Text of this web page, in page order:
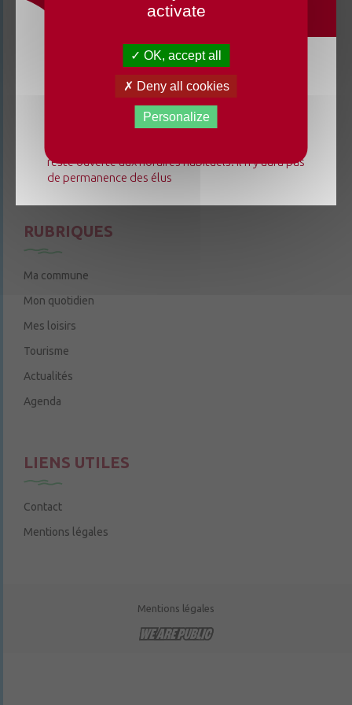
Le mardi de 9h à 12h
Le jeudi de 9h à 12h et de 14h à 18h
Nous contacter
RUBRIQUES
Ma commune
Mon quotidien
Mes loisirs
Tourisme
Actualités
Agenda
LIENS UTILES
Contact
Mentions légales
Mentions légales
Du lundi 3 août au dimanche 23 août 2026, la
mairie déléguée de Chenillé-Changé adapte ses
horaires ⚠ Elle sera fermée les jeudis, ouverte les
lundis 3, 10 et 17 août de 9h à 12h. L'accueil de la
reste ouverte aux horaires habituels. Il n'y aura pas
de permanence des élus
activate
OK, accept all
Deny all cookies
Personalize